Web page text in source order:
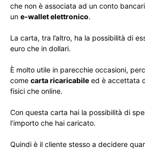
che non è associata ad un conto
un e-wallet elettronico.
La carta, tra l’altro, ha la possibilità di
euro che in dollari.
È molto utile in parecchie occasioni,
come carta ricaricabile ed è accettata
fisici che online.
Con questa carta hai la possibilità di
l’importo che hai caricato.
Quindi è il cliente stesso a decidere